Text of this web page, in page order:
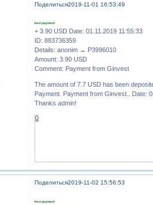
Поделиться2019-11-01 16:53:49
Next payment!
+ 3.90 USD Date: 01.11.2019 11:55:33
ID: 883736359
Details: anonim → P3996010
Amount: 3.90 USD
Comment: Payment from Ginvest
The amount of 7.7 USD has been
Payment. Payment from Ginvest.. Date:
Thanks admin!
0
Поделиться2019-11-02 15:56:53
Next payment!